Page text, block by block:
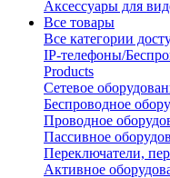
Аксессуары для
Все товары
Все категории
IP-телефоны/
Products
Сетевое
Беспроводное
Проводное
Пассивное
Переключатели,
Активное